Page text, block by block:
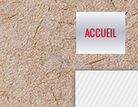
ACCUEIL